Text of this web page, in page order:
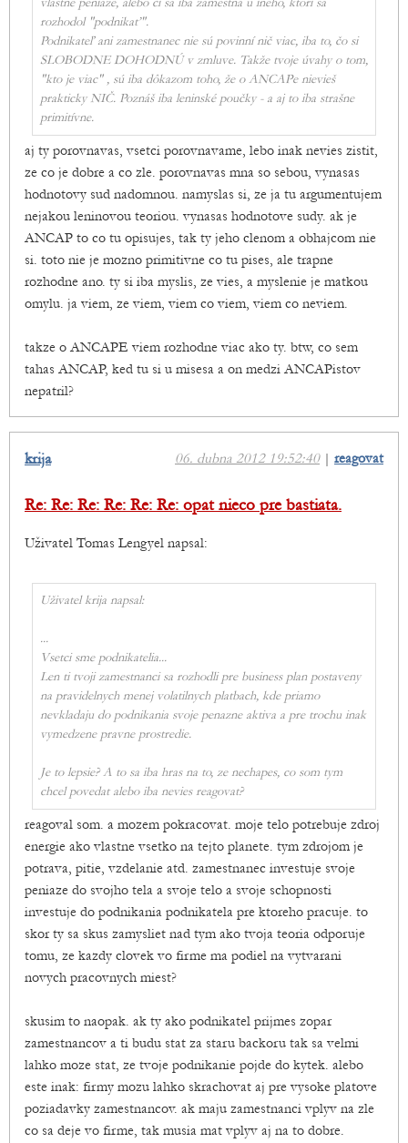
rozhodol "podnikať".
Podnikateľ ani zamestnanec nie sú povinní nič viac, iba to, čo si
SLOBODNE DOHODNÚ v zmluve. Takže tvoje úvahy o tom,
"kto je viac" , sú iba dôkazom toho, že o ANCAPe nievieš
prakticky NIČ. Poznáš iba leninské poučky - a aj to iba strašne
primitívne.
aj ty porovnavas, vsetci porovnavame, lebo inak nevies zistit,
ze co je dobre a co zle. porovnavas mna so sebou, vynasas
hodnotovy sud nadomnou. namyslas si, ze ja tu argumentujem
nejakou leninovou teoriou. vynasas hodnotove sudy. ak je
ANCAP to co tu opisujes, tak ty jeho clenom a obhajcom nie
si. toto nie je mozno primitivne co tu pises, ale trapne
rozhodne ano. ty si iba myslis, ze vies, a myslenie je matkou
omylu. ja viem, ze viem, viem co viem, viem co neviem.
takze o ANCAPE viem rozhodne viac ako ty. btw, co sem
tahas ANCAP, ked tu si u misesa a on medzi ANCAPistov
nepatril?
06. dubna 2012 19:52:40| reagovat
krija
Re: Re: Re: Re: Re: Re: opat nieco pre bastiata.
Uživatel Tomas Lengyel napsal:
Uživatel krija napsal:
...
Vsetci sme podnikatelia...
Len ti tvoji zamestnanci sa rozhodli pre business plan postaveny
na pravidelnych menej volatilnych platbach, kde priamo
nevkladaju do podnikania svoje penazne aktiva a pre trochu inak
vymedzene pravne prostredie.
Je to lepsie? A to sa iba hras na to, ze nechapes, co som tym
chcel povedat alebo iba nevies reagovat?
reagoval som. a mozem pokracovat. moje telo potrebuje zdroj
energie ako vlastne vsetko na tejto planete. tym zdrojom je
potrava, pitie, vzdelanie atd. zamestnanec investuje svoje
peniaze do svojho tela a svoje telo a svoje schopnosti
investuje do podnikania podnikatela pre ktoreho pracuje. to
skor ty sa skus zamysliet nad tym ako tvoja teoria odporuje
tomu, ze kazdy clovek vo firme ma podiel na vytvarani
novych pracovnych miest?
skusim to naopak. ak ty ako podnikatel prijmes zopar
zamestnancov a ti budu stat za staru backoru tak sa velmi
lahko moze stat, ze tvoje podnikanie pojde do kytek. alebo
este inak: firmy mozu lahko skrachovat aj pre vysoke platove
poziadavky zamestnancov. ak maju zamestnanci vplyv na zle
co sa deje vo firme, tak musia mat vplyv aj na to dobre.